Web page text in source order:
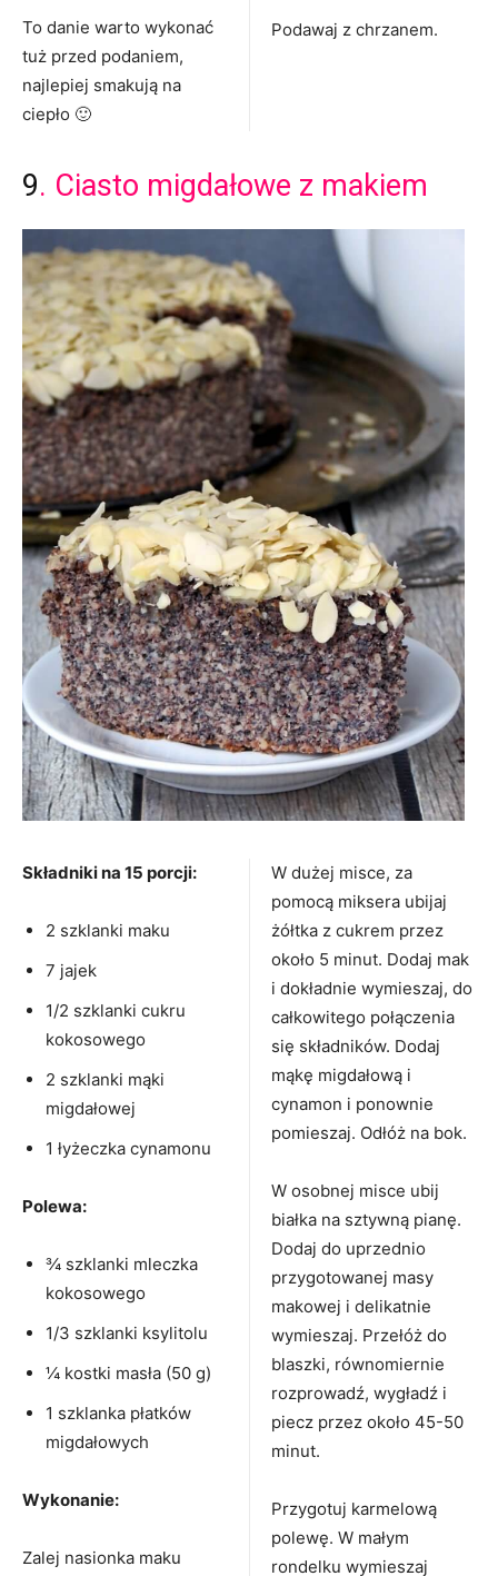
To danie warto wykonać
tuż przed podaniem,
najlepiej smakują na
ciepło 🙂
Podawaj z chrzanem.
9. Ciasto migdałowe z makiem
Składniki na 15 porcji:
2 szklanki maku
7 jajek
1/2 szklanki cukru
kokosowego
2 szklanki mąki
migdałowej
1 łyżeczka cynamonu
Polewa:
¾ szklanki mleczka
kokosowego
1/3 szklanki ksylitolu
¼ kostki masła (50 g)
1 szklanka płatków
migdałowych
Wykonanie:
Zalej nasionka maku
W dużej misce, za
pomocą miksera ubijaj
żółtka z cukrem przez
około 5 minut. Dodaj mak
i dokładnie wymieszaj, do
całkowitego połączenia
się składników. Dodaj
mąkę migdałową i
cynamon i ponownie
pomieszaj. Odłóż na bok.
W osobnej misce ubij
białka na sztywną pianę.
Dodaj do uprzednio
przygotowanej masy
makowej i delikatnie
wymieszaj. Przełóż do
blaszki, równomiernie
rozprowadź, wygładź i
piecz przez około 45-50
minut.
Przygotuj karmelową
polewę. W małym
rondelku wymieszaj